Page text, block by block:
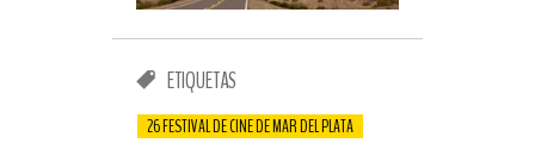
ETIQUETAS
26 FESTIVAL DE CINE DE MAR DEL PLATA